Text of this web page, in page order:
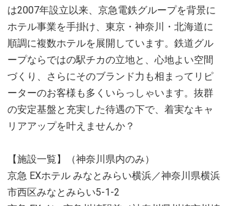
は2007年設立以来、京急電鉄グループを背景に
ホテル事業を手掛け、東京・神奈川・北海道に
順調に複数ホテルを展開しています。鉄道グル
ープならではの駅チカの立地と、心地よい空間
づくり、さらにそのブランド力も相まってリピ
ーターのお客様も多くいらっしゃいます。抜群
の安定基盤と充実した待遇の下で、着実なキャ
リアアップを叶えませんか？
【施設一覧】（神奈川県内のみ）
京急 EXホテル みなとみらい横浜／神奈川県横浜
市西区みなとみらい5-1-2